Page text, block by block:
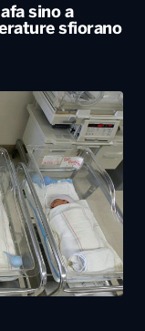
sino a
sfiorano